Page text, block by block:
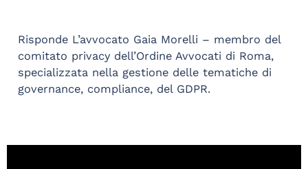
Risponde L’avvocato Gaia Morelli – membro del
comitato privacy dell’Ordine Avvocati di Roma,
specializzata nella gestione delle tematiche di
governance, compliance, del GDPR.